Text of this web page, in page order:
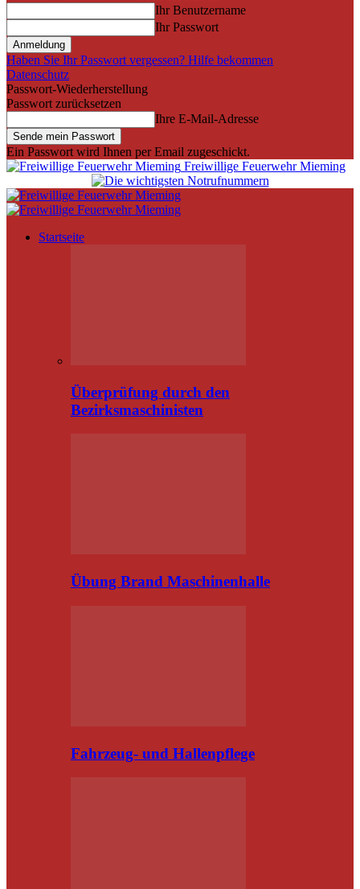
Ihr Benutzername
Ihr Passwort
Haben Sie Ihr Passwort vergessen? Hilfe bekommen
Datenschutz
Passwort-Wiederherstellung
Passwort zurücksetzen
Ihre E-Mail-Adresse
Ein Passwort wird Ihnen per Email zugeschickt.
Freiwillige Feuerwehr Mieming
Startseite
Überprüfung durch den
Bezirksmaschinisten
Übung Brand Maschinenhalle
Fahrzeug- und Hallenpflege